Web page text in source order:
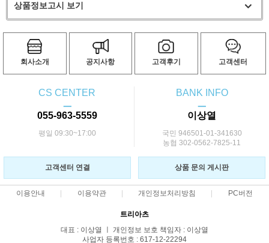
상품정보고시 보기
회사소개 공지사항 고객후기 고객센터
CS CENTER
ㅡ
055-963-5559
평일 09:30~17:00
BANK INFO
ㅡ
이상열
국민 946501-01-341630
농협 302-0562-7825-11
고객센터 연결 상품 문의 게시판
이용안내 이용약관 개인정보처리방침 PC버전
트리아츠
대표 : 이상열 ㅣ 개인정보 보호 책임자 : 이상열
사업자 등록번호 : 617-12-22294